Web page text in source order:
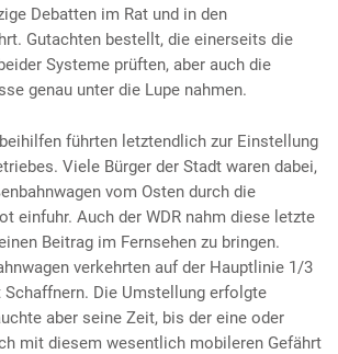
Debatten im Rat und in den
Gutachten bestellt, die einerseits die
Systeme prüften, aber auch die
genau unter die Lupe nahmen.
führten letztendlich zur Einstellung
Viele Bürger der Stadt waren dabei,
vom Osten durch die
einfuhr. Auch der WDR nahm diese letzte
Beitrag im Fernsehen zu bringen.
verkehrten auf der Hauptlinie 1/3
Schaffnern. Die Umstellung erfolgte
aber seine Zeit, bis der eine oder
mit diesem wesentlich mobileren Gefährt